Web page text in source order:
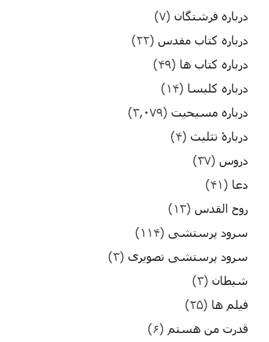
درباره فرشتگان (۷)
درباره کتاب مقدس (۲۲)
درباره کتاب ها (۴۹)
درباره کلیسا (۱۴)
درباره مسیحیت (۳,۰۷۹)
دربارۀ تثلیث (۴)
دروس (۳۷)
دعا (۴۱)
روح القدس (۱۳)
سرود پرستشی (۱۱۴)
سرود پرستشی تصویری (۳)
شیطان (۳)
فیلم ها (۲۵)
قدرت من هستم (۶)